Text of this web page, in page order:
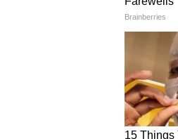
(Except